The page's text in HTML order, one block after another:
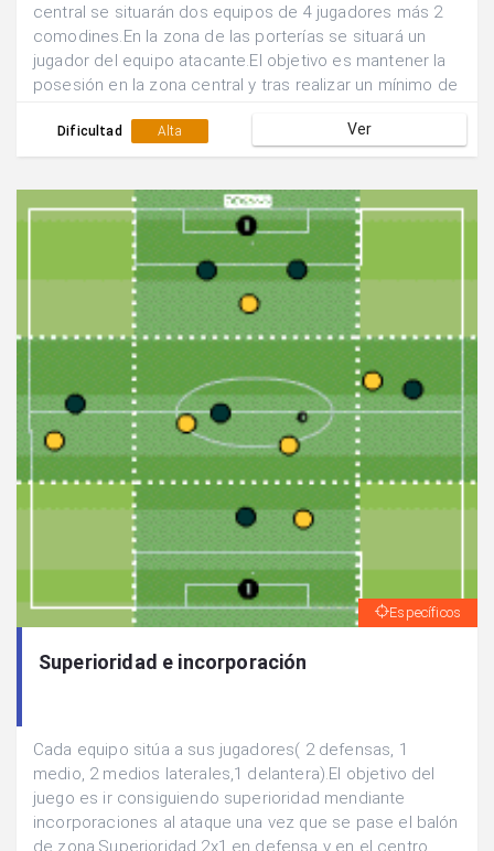
central se situarán dos equipos de 4 jugadores más 2
comodines.En la zona de las porterías se situará un
jugador del equipo atacante.El objetivo es mantener la
posesión en la zona central y tras realizar un mínimo de
balón y se efectúe un tiro desde fuera del área por
parte de uno de los centrocampistas.
Dificultad Alta Ver
Específicos
Superioridad e incorporación
Cada equipo sitúa a sus jugadores( 2 defensas, 1
medio, 2 medios laterales,1 delantera).El objetivo del
juego es ir consiguiendo superioridad mendiante
incorporaciones al ataque una vez que se pase el balón
de zona.Superioridad 2x1 en defensa y en el centro,